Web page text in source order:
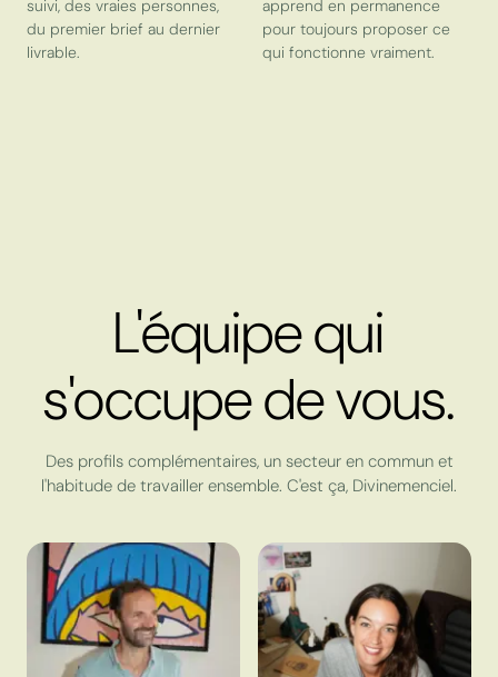
suivi, des vraies personnes,
du premier brief au dernier
livrable.
apprend en permanence
pour toujours proposer ce
qui fonctionne vraiment.
L'équipe qui
s'occupe de vous.
Des profils complémentaires, un secteur en commun et
l'habitude de travailler ensemble. C'est ça, Divinemenciel.